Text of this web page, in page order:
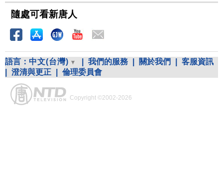
隨處可看新唐人
語言： 中文(台灣) 我們的服務 關於我們
客服資訊
澄清與更正 倫理委員會
Copyright ©2002-2026